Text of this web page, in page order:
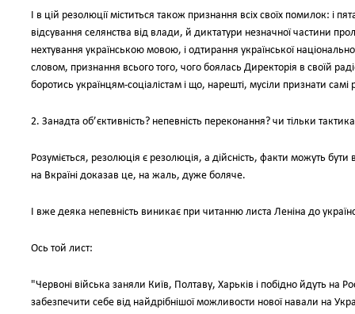
І в цій резолюції міститься також признання всіх своїх помилок: і
відсування селянства від влади, й диктатури незначної частини
нехтування українською мовою, і одтирання української
словом, признання всього того, чого боялась Директорія в своїй
боротись українцям-соціалістам і що, нарешті, мусіли признати самі
2. Занадта об’єктивність? непевність переконання? чи тільки
Розуміється, резолюція є резолюція, а дійсність, факти можуть
на Вкраїні доказав це, на жаль, дуже боляче.
І вже деяка непевність виникає при читанню листа Леніна до
Ось той лист:
"Червоні війська заняли Київ, Полтаву, Харьків і побідно йдуть на
забезпечити себе від найдрібнішої можливости нової навали на